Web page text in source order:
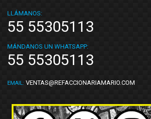
LLÁMANOS:
55 55305113
MÁNDANOS UN WHATSAPP:
55 55305113
EMAIL: VENTAS@REFACCIONARIAMARIO.COM